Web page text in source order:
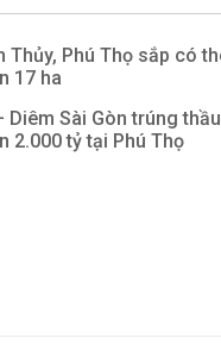
Thủy, Phú Thọ sắp có
17 ha
Diêm Sài Gòn trúng
2.000 tỷ tại Phú Thọ